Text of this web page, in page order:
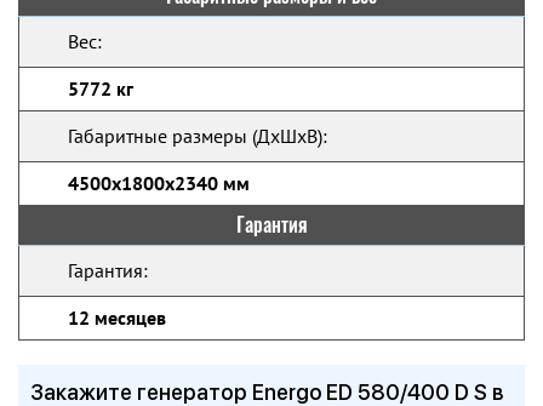
Вес:
5772 кг
Габаритные размеры (ДхШхВ):
4500х1800х2340 мм
Гарантия
Гарантия:
12 месяцев
Закажите генератор Energo ED 580/400 D S в